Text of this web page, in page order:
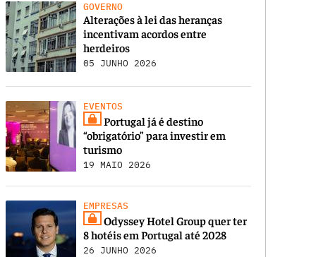
GOVERNO
Alterações à lei das heranças
incentivam acordos entre
herdeiros
05 JUNHO 2026
EVENTOS
Portugal já é destino
“obrigatório” para investir em
turismo
19 MAIO 2026
EMPRESAS
Odyssey Hotel Group quer ter
8 hotéis em Portugal até 2028
26 JUNHO 2026